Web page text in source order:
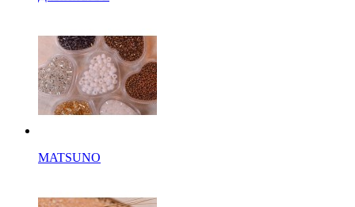
MATSUNO